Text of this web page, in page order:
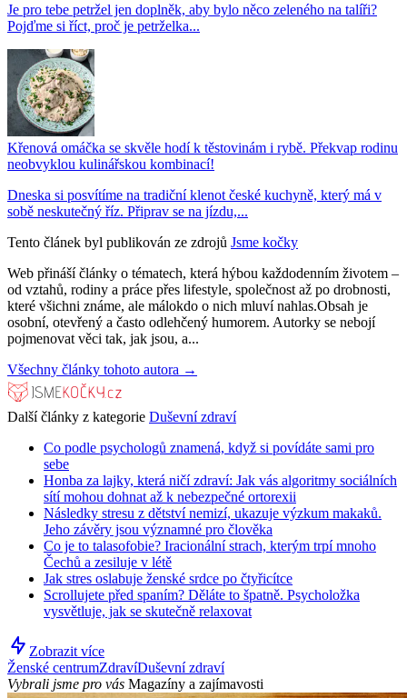
Je pro tebe petržel jen doplněk, aby bylo něco zeleného na talíři?
Pojďme si říct, proč je petrželka...
Křenová omáčka se skvěle hodí k těstovinám i rybě. Překvap rodinu
neobvyklou kulinářskou kombinací!
Dneska si posvítíme na tradiční klenot české kuchyně, který má v
sobě neskutečný říz. Připrav se na jízdu,...
Tento článek byl publikován ze zdrojů Jsme kočky
Web přináší články o tématech, která hýbou každodenním životem –
od vztahů, rodiny a práce přes lifestyle, společnost až po drobnosti,
které všichni známe, ale málokdo o nich mluví nahlas.Obsah je
osobní, otevřený a často odlehčený humorem. Autorky se nebojí
pojmenovat věci tak, jak jsou, a...
Všechny články tohoto autora →
Další články z kategorie Duševní zdraví
Co podle psychologů znamená, když si povídáte sami pro
sebe
Honba za lajky, která ničí zdraví: Jak vás algoritmy sociálních
sítí mohou dohnat až k nebezpečné ortorexii
Následky stresu z dětství nemizí, ukazuje výzkum makaků.
Jeho závěry jsou významné pro člověka
Co je to talasofobie? Iracionální strach, kterým trpí mnoho
Čechů a zesiluje v létě
Jak stres oslabuje ženské srdce po čtyřicítce
Scrollujete před spaním? Děláte to špatně. Psycholožka
vysvětluje, jak se skutečně relaxovat
Zobrazit více
Ženské centrumZdravíDuševní zdraví
Vybrali jsme pro vás Magazíny a zajímavosti